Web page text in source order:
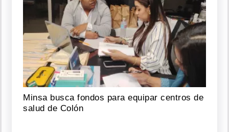
Minsa busca fondos para equipar centros de
salud de Colón